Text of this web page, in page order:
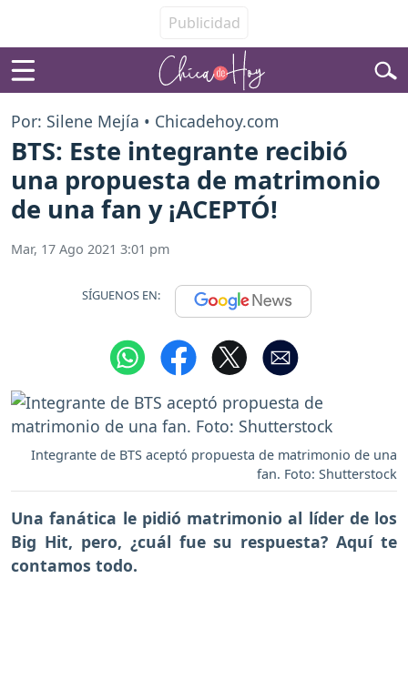
Por: Silene Mejía • Chicadehoy.com
BTS: Este integrante recibió
una propuesta de matrimonio
de una fan y ¡ACEPTÓ!
Mar, 17 Ago 2021 3:01 pm
SÍGUENOS EN:
Integrante de BTS aceptó propuesta de matrimonio de una
fan. Foto: Shutterstock
Una fanática le pidió matrimonio al líder de los
Big Hit, pero, ¿cuál fue su respuesta? Aquí te
contamos todo.